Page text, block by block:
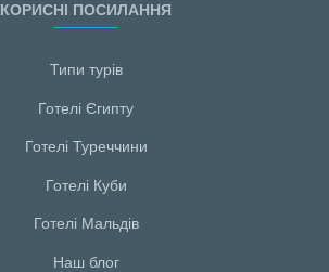
КОРИСНІ ПОСИЛАННЯ
Типи турів
Готелі Єгипту
Готелі Туреччини
Готелі Куби
Готелі Мальдiв
Наш блог